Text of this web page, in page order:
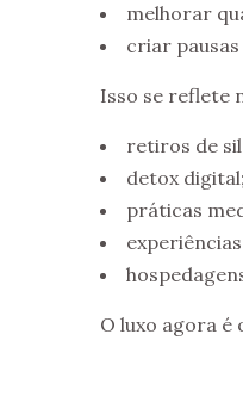
melhorar
criar
Isso se reflete
retiros de
detox digital;
práticas
O luxo agora é